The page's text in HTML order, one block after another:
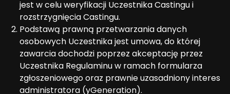
jest w celu weryfikacji Uczestnika Castingu i
rozstrzygnięcia Castingu.
Podstawą prawną przetwarzania danych
osobowych Uczestnika jest umowa, do której
zawarcia dochodzi poprzez akceptację przez
Uczestnika Regulaminu w ramach formularza
zgłoszeniowego oraz prawnie uzasadniony interes
administratora (yGeneration).